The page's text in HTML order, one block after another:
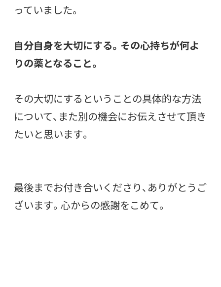
っていました。
自分自身を大切にする。その心持ちが何よ
りの薬となること。
その大切にするということの具体的な方法
について、また別の機会にお伝えさせて頂き
たいと思います。
最後までお付き合いくださり、ありがとうご
ざいます。心からの感謝をこめて。